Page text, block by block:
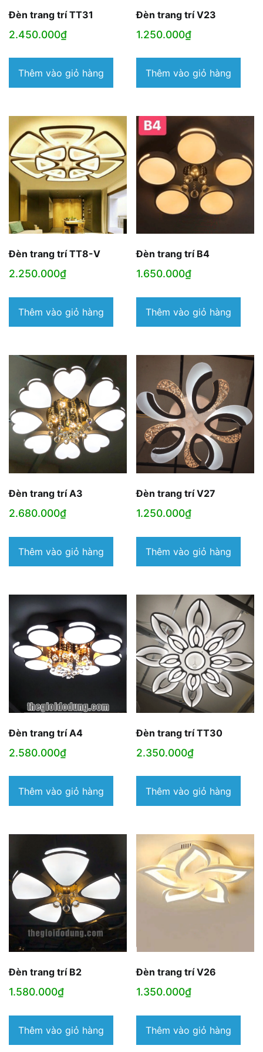
Đèn trang trí TT31
2.450.000₫
Thêm vào giỏ hàng
Đèn trang trí V23
1.250.000₫
Thêm vào giỏ hàng
Đèn trang trí TT8-V
2.250.000₫
Thêm vào giỏ hàng
Đèn trang trí B4
1.650.000₫
Thêm vào giỏ hàng
Đèn trang trí A3
2.680.000₫
Thêm vào giỏ hàng
Đèn trang trí V27
1.250.000₫
Thêm vào giỏ hàng
Đèn trang trí A4
2.580.000₫
Thêm vào giỏ hàng
Đèn trang trí TT30
2.350.000₫
Thêm vào giỏ hàng
Đèn trang trí B2
1.580.000₫
Thêm vào giỏ hàng
Đèn trang trí V26
1.350.000₫
Thêm vào giỏ hàng